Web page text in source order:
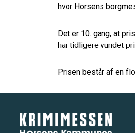
hvor Horsens
Det er 10. gang, at
har tidligere vundet
Prisen består af en